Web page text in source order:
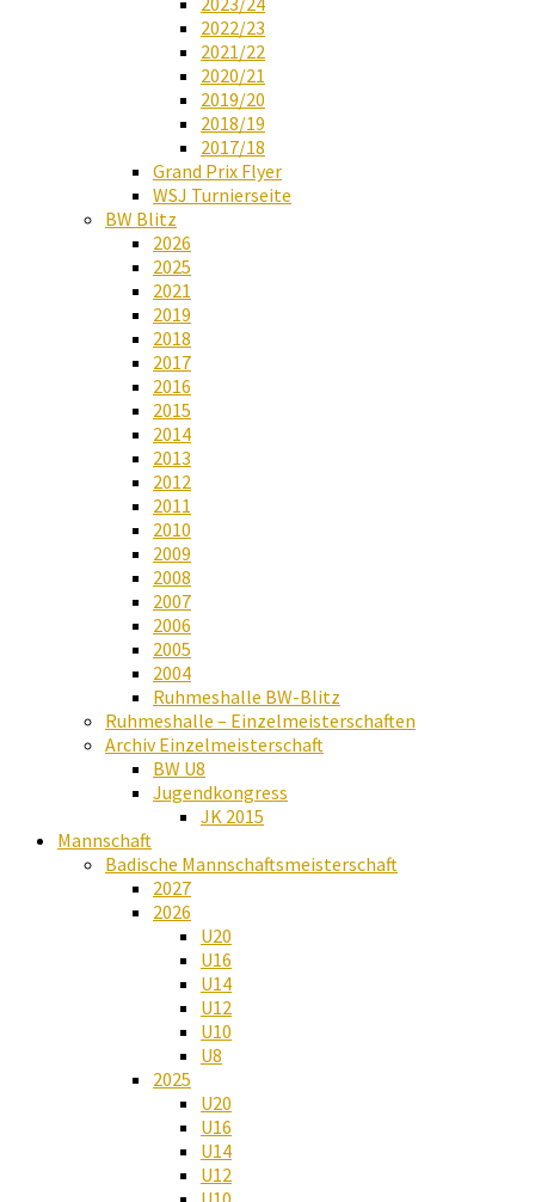
2022/23
2021/22
2020/21
2019/20
2018/19
2017/18
Grand Prix Flyer
WSJ Turnierseite
BW Blitz
2026
2025
2021
2019
2018
2017
2016
2015
2014
2013
2012
2011
2010
2009
2008
2007
2006
2005
2004
Ruhmeshalle BW-Blitz
Ruhmeshalle – Einzelmeisterschaften
Archiv Einzelmeisterschaft
BW U8
Jugendkongress
JK 2015
Mannschaft
Badische Mannschaftsmeisterschaft
2027
2026
U20
U16
U14
U12
U10
U8
2025
U20
U16
U14
U12